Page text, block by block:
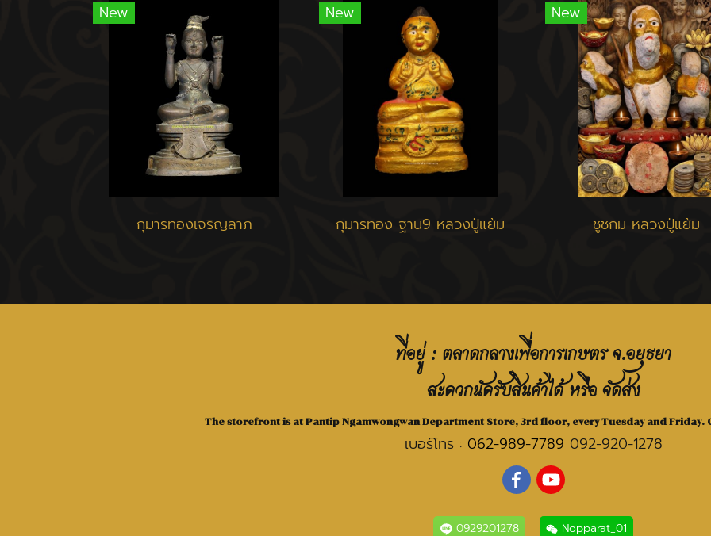
New
กุมารทองเจริญลาภ
New
กุมารทอง ฐาน9 หลวงปู่แย้ม
New
ชูชกม หลวงปู่แย้ม
ที่อยู่ : ตลาดกลางเพื่อการเกษตร จ.อยุธยา
สะดวกนัดรับสินค้าได้ หรือ จัดส่ง
The storefront is at Pantip Ngamwongwan Department Store, 3rd floor, every Tuesday and Friday.
เบอร์โทร : 062-989-7789 092-920-1278
0929201278 Nopparat_01